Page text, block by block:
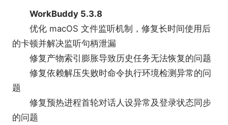
WorkBuddy 5.3.8
优化 macOS 文件监听机制，修复长时间使用后
的卡顿并解决监听句柄泄漏
修复产物索引膨胀导致历史任务无法恢复的问题
修复依赖解压失败时命令执行环境检测异常的问
题
修复预热进程首轮对话人设异常及登录状态同步
的问题